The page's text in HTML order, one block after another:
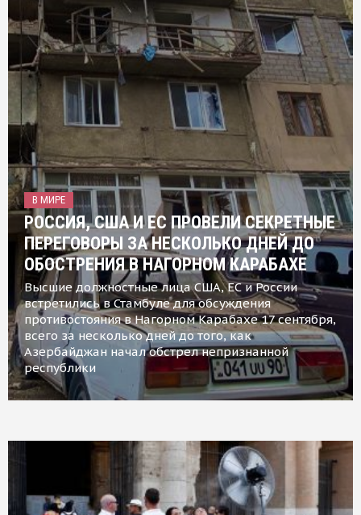
В МИРЕ
РОССИЯ, США И ЕС ПРОВЕЛИ СЕКРЕТНЫЕ
ПЕРЕГОВОРЫ ЗА НЕСКОЛЬКО ДНЕЙ ДО
ОБОСТРЕНИЯ В НАГОРНОМ КАРАБАХЕ
Высшие должностные лица США, ЕС и России
встретились в Стамбуле для обсуждения
противостояния в Нагорном Карабахе 17 сентября,
всего за несколько дней до того, как
Азербайджан начал обстрел непризнанной
республики